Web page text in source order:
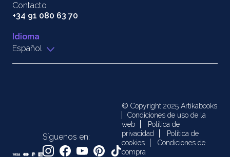
Contacto
+34 91 080 63 70
Idioma
Español
Síguenos en:
© Copyright 2025 Artikabooks
Condiciones de uso de la
web
Política de
privacidad
Política de
cookies
Condiciones de
compra